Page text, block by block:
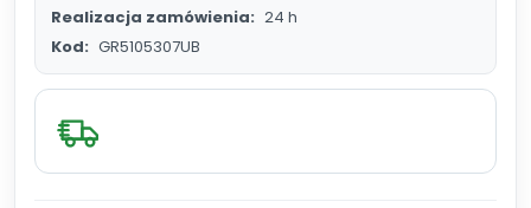
Realizacja zamówienia: 24 h
Kod: GR5105307UB